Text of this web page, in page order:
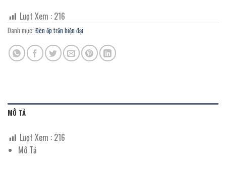
Lượt Xem : 216
Danh mục: Đèn ốp trần hiện đại
MÔ TẢ
Lượt Xem : 216
Mô Tả